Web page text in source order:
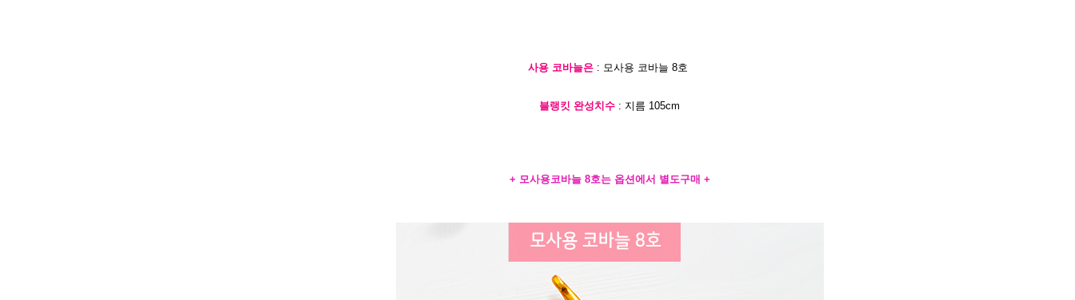
사용 코바늘은 : 모사용 코바늘 8호
블랭킷 완성치수 : 지름 105cm
+ 모사용코바늘 8호는 옵션에서 별도구매 +